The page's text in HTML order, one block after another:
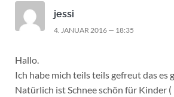
jessi
4. JANUAR 2016 — 18:35
Hallo.
Ich habe mich teils teils gefreut das es
Natürlich ist Schnee schön für Kinder